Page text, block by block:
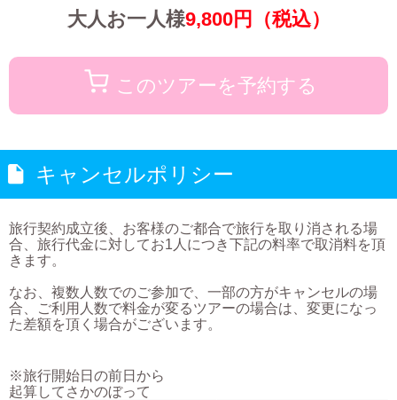
大人お一人様9,800円（税込）
このツアーを予約する
キャンセルポリシー
旅行契約成立後、お客様のご都合で旅行を取り消される場
合、旅行代金に対してお1人につき下記の料率で取消料を頂
きます。
なお、複数人数でのご参加で、一部の方がキャンセルの場
合、ご利用人数で料金が変るツアーの場合は、変更になっ
た差額を頂く場合がございます。
※旅行開始日の前日から
起算してさかのぼって